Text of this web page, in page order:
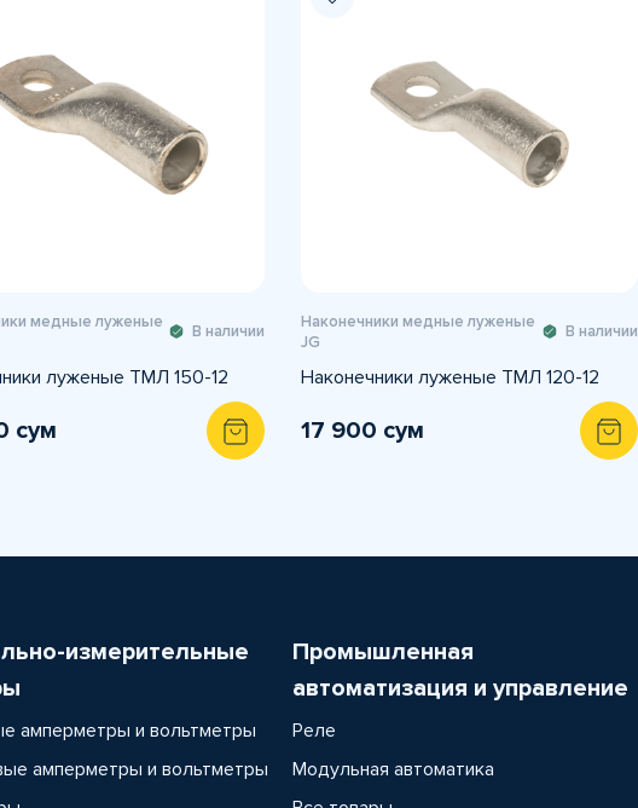
медные луженые
В наличии
луженые ТМЛ 150-12
сум
Наконечники медные луженые
JG
В наличии
Наконечники луженые ТМЛ 120-12
17 900 сум
измерительные
амперметры и вольтметры
амперметры и вольтметры
Промышленная
автоматизация и управление
Реле
Модульная автоматика